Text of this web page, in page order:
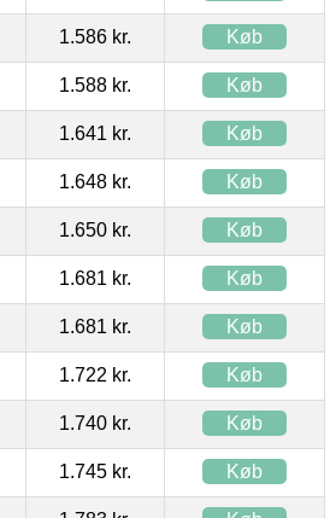
1.586 kr. Køb
1.588 kr. Køb
1.641 kr. Køb
1.648 kr. Køb
1.650 kr. Køb
1.681 kr. Køb
1.681 kr. Køb
1.722 kr. Køb
1.740 kr. Køb
1.745 kr. Køb